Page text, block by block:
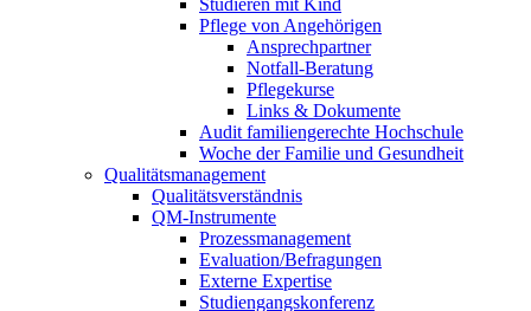
Pflege von Angehörigen
Ansprechpartner
Notfall-Beratung
Pflegekurse
Links & Dokumente
Audit familiengerechte Hochschule
Woche der Familie und Gesundheit
Qualitätsmanagement
Qualitätsverständnis
QM-Instrumente
Prozessmanagement
Evaluation/Befragungen
Externe Expertise
Studiengangskonferenz